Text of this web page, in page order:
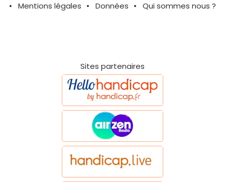
Mentions légales
Données Qui sommes nous ?
Sites partenaires